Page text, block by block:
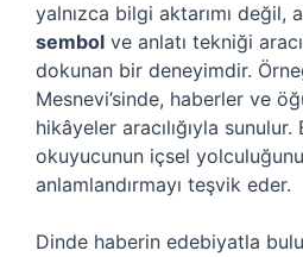
yalnızca bilgi aktarımı değil,
sembol ve anlatı tekniği
dokunan bir deneyimdir.
Mesnevi’sinde, haberler ve
hikâyeler aracılığıyla
okuyucunun içsel
anlamlandırmayı teşvik eder.
Dinde haberin edebiyatla